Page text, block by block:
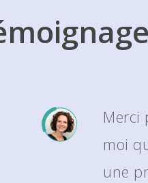
Merci
moi
une